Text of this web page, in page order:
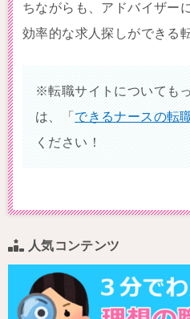
ちながらも、アドバイザー
効率的な求人探しができる
※転職サイトについても
は、「できるナースの転
ください！
人気コンテンツ